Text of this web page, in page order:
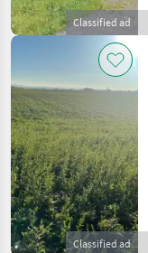
Classified ad
Classified ad